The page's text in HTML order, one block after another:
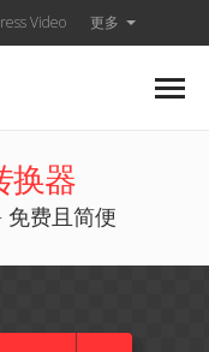
Video 更多
换器
费且简便